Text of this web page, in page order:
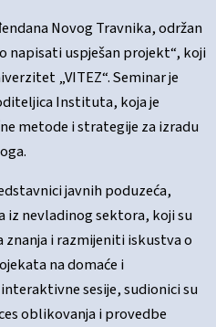
Novog Travnika, održan
napisati uspješan projekt“, koji
„VITEZ“. Seminar je
Instituta, koja je
metode i strategije za izradu
javnih poduzeća,
iz nevladinog sektora, koji su
i razmijeniti iskustva o
na domaće i
sesije, sudionici su
oblikovanja i provedbe